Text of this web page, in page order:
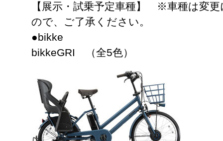
【展示・試乗予定車種】 ※車種は変
ので、ご了承ください。
●bikke
bikkeGRI （全5色）